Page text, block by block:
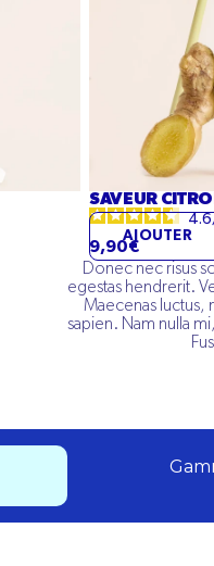
SAVEUR
4.6
9,90€
AJOUTER
Donec nec risus
egestas hendrerit.
Maecenas luctus,
sapien. Nam nulla